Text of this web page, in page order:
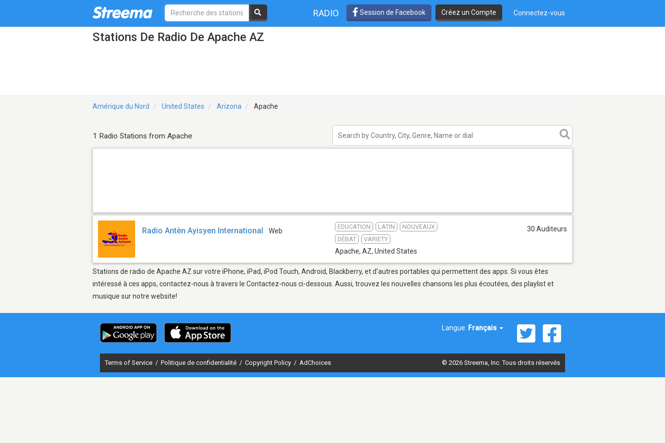
RADIO Session de Facebook Créez un Compte Connectez-vous
Stations De Radio De Apache AZ
Amérique du Nord United States Arizona Apache
1 Radio Stations from Apache
Radio Antèn Ayisyen International Web
EDUCATION LATIN
NOUVEAUX
DÉBAT
VARIETY
Apache, AZ, United States
30 Auditeurs
Stations de radio de Apache AZ sur votre iPhone, iPad, iPod Touch, Android, Blackberry, et d'autres portables qui permettent des apps. Si vous êtes
intéressé à ces apps, contactez-nous à travers le Contactez-nous ci-dessous. Aussi, trouvez les nouvelles chansons les plus écoutées, des playlist et
musique sur notre website!
Langue: Français
Terms of Service / Politique de confidentialité / Copyright Policy / AdChoices © 2026 Streema, Inc. Tous droits réservés